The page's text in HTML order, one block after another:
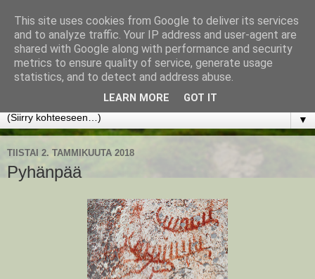
www.jyrkikokko.fi
Uusi Suunta - Jokainen hetki tarjoaa tilaisuuden muuttaa
▼
TIISTAI 2. TAMMIKUUTA 2018
Pyhänpää
This site uses cookies from Google to deliver its services
and to analyze traffic. Your IP address and user-agent are
shared with Google along with performance and security
metrics to ensure quality of service, generate usage
statistics, and to detect and address abuse.
LEARN MORE GOT IT